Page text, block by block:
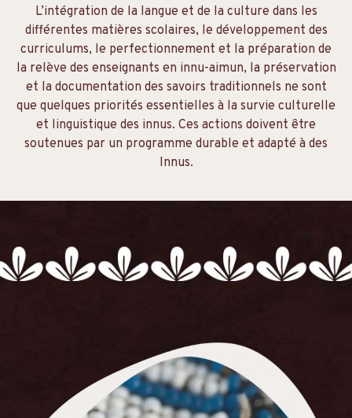
L’intégration de la langue et de la culture dans les
différentes matières scolaires, le développement des
curriculums, le perfectionnement et la préparation de
la relève des enseignants en innu-aimun, la préservation
et la documentation des savoirs traditionnels ne sont
que quelques priorités essentielles à la survie culturelle
et linguistique des innus. Ces actions doivent être
soutenues par un programme durable et adapté à des
Innus.